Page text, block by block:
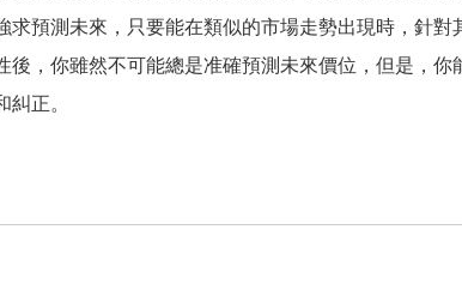
預測未來，只要能在類似的市場走勢出現時，針
後，你雖然不可能總是准確預測未來價位，但是，
正。